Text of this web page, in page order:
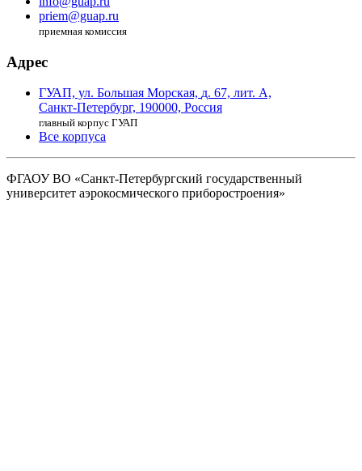
priem@guap.ru
приемная комиссия
Адрес
ГУАП, ул. Большая Морская, д. 67, лит. А,
Санкт-Петербург, 190000, Россия
главный корпус ГУАП
Все корпуса
ФГАОУ ВО «Санкт-Петербургский государственный
университет аэрокосмического приборостроения»